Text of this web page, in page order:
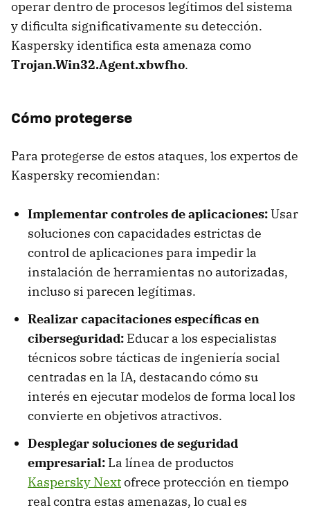
operar dentro de procesos legítimos del sistema
y dificulta significativamente su detección.
Kaspersky identifica esta amenaza como
Trojan.Win32.Agent.xbwfho.
Cómo protegerse
Para protegerse de estos ataques, los expertos de
Kaspersky recomiendan:
Implementar controles de aplicaciones:Usar
soluciones con capacidades estrictas de
control de aplicaciones para impedir la
instalación de herramientas no autorizadas,
incluso si parecen legítimas.
Realizar capacitaciones específicas en
ciberseguridad: Educar a los especialistas
técnicos sobre tácticas de ingeniería social
centradas en la IA, destacando cómo su
interés en ejecutar modelos de forma local los
convierte en objetivos atractivos.
Desplegar soluciones de seguridad
empresarial: La línea de productos
Kaspersky Nextofrece protección en tiempo
real contra estas amenazas, lo cual es